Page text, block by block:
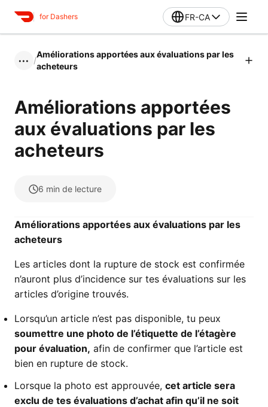
for Dashers FR-CA
••• /
Améliorations apportées aux évaluations par les
acheteurs
Améliorations apportées
aux évaluations par les
acheteurs
6 min de lecture
Améliorations apportées aux évaluations par les
acheteurs
Les articles dont la rupture de stock est confirmée
n’auront plus d’incidence sur tes évaluations sur les
articles d’origine trouvés.
Lorsqu’un article n’est pas disponible, tu peux
soumettre une photo de l’étiquette de l’étagère
pour évaluation, afin de confirmer que l’article est
bien en rupture de stock.
Lorsque la photo est approuvée, cet article sera
exclu de tes évaluations d’achat afin qu’il ne soit